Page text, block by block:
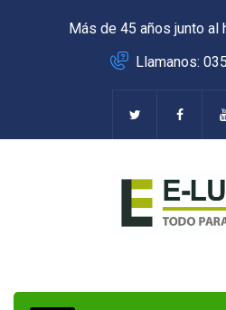
Más de 45 años junto al
Llamanos: